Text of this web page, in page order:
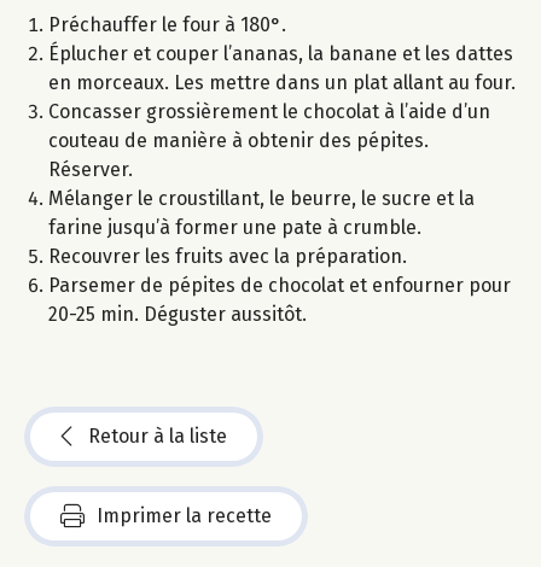
Préchauffer le four à 180°.
Éplucher et couper l’ananas, la banane et les dattes
en morceaux. Les mettre dans un plat allant au four.
Concasser grossièrement le chocolat à l’aide d’un
couteau de manière à obtenir des pépites.
Réserver.
Mélanger le croustillant, le beurre, le sucre et la
farine jusqu’à former une pate à crumble.
Recouvrer les fruits avec la préparation.
Parsemer de pépites de chocolat et enfourner pour
20-25 min. Déguster aussitôt.
Retour à la liste
Imprimer la recette